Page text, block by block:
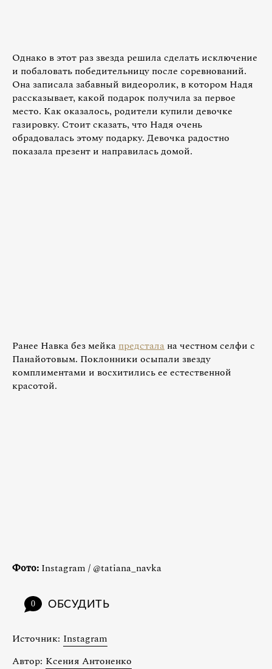
Однако в этот раз звезда решила сделать исключение
и побаловать победительницу после соревнований.
Она записала забавный видеоролик, в котором Надя
рассказывает, какой подарок получила за первое
место. Как оказалось, родители купили девочке
газировку. Стоит сказать, что Надя очень
обрадовалась этому подарку. Девочка радостно
показала презент и направилась домой.
Ранее Навка без мейкапредстала на честном селфи с
Панайотовым. Поклонники осыпали звезду
комплиментами и восхитились ее естественной
красотой.
Фото: Instagram / @tatiana_navka
0 ОБСУДИТЬ
Источник: Instagram
Автор: Ксения Антоненко